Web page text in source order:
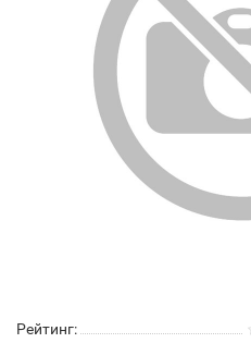
Рейтинг: